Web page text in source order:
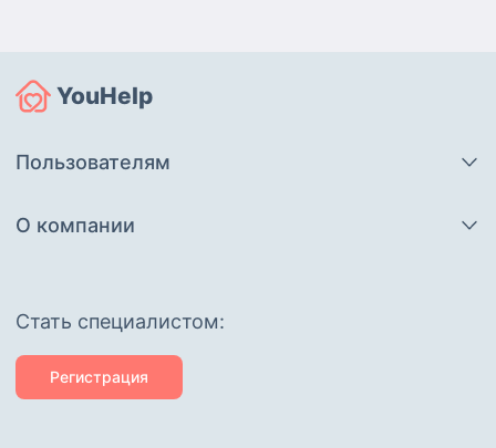
YouHelp
Пользователям
О компании
Cтать специалистом:
Регистрация